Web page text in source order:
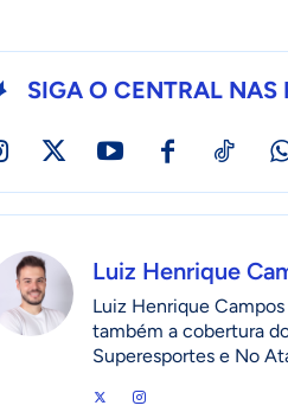
SIGA O CENTRAL NAS
Luiz Henrique
Luiz Henrique
também a cobertura
Superesportes e No